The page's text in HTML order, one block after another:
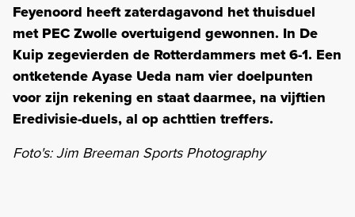
Feyenoord heeft zaterdagavond het thuisduel
met PEC Zwolle overtuigend gewonnen. In De
Kuip zegevierden de Rotterdammers met 6-1. Een
ontketende Ayase Ueda nam vier doelpunten
voor zijn rekening en staat daarmee, na vijftien
Eredivisie-duels, al op achttien treffers.
Foto's: Jim Breeman Sports Photography